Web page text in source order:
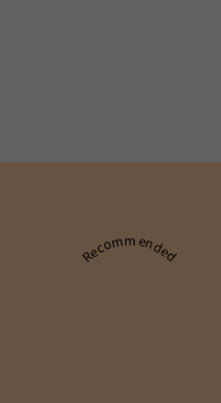
Recommended